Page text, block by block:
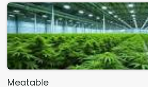
Meatable